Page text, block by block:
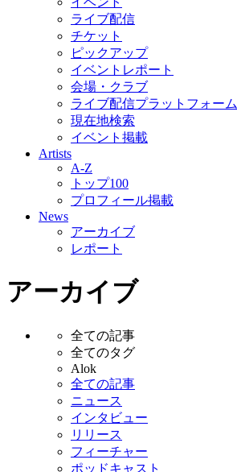
ライブ配信
チケット
ピックアップ
イベントレポート
会場・クラブ
ライブ配信プラットフォーム
現在地検索
イベント掲載
Artists
A-Z
トップ100
プロフィール掲載
News
アーカイブ
レポート
アーカイブ
全ての記事
全てのタグ
Alok
全ての記事
ニュース
インタビュー
リリース
フィーチャー
ポッドキャスト